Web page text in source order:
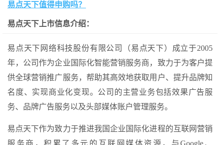
易点天下值得申购吗？
易点天下上市信息介绍：
易点天下网络科技股份有限公司（易点天下）成立于2005
年，公司作为企业国际化智能营销服务商，致力于为客户提
供全球营销推广服务，帮助其高效地获取用户、提升品牌知
名度、实现商业化变现。公司的主营业务包括效果广告服
务、品牌广告服务以及头部媒体账户管理服务。
易点天下作为致力于推进我国企业国际化进程的互联网营销